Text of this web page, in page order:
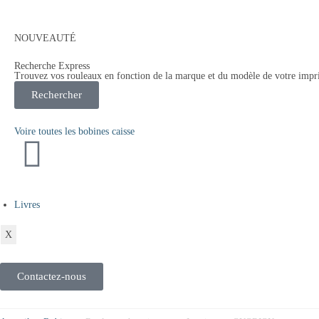
NOUVEAUTÉ
Recherche Express
Trouvez vos rouleaux en fonction de la marque et du modèle de votre
Rechercher
Voire toutes les bobines caisse
Livres
X
Contactez-nous